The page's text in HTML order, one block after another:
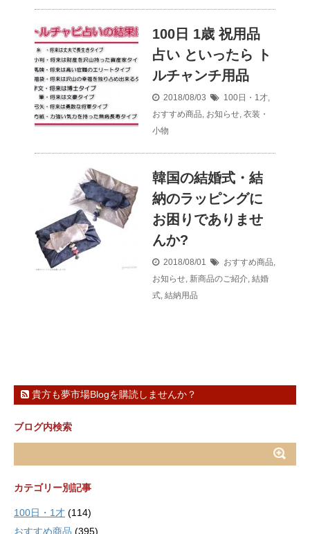
100日 1歳 祝用品
占い といったら ト
ルチャンチ用品
2018/08/03 100日・1才,
おすすめ商品, お知らせ, 衣装・
小物
韓国の結婚式・結
納のラッピングに
お困りでありませ
んか?
2018/08/01 おすすめ商品,
お知らせ, 新商品のご紹介, 結婚
式, 結納用品
貴方も夢市場Blogを購読しませんか？
ブログ内検索
カテゴリー別記事
100日・1才 (114)
おすすめ商品 (395)